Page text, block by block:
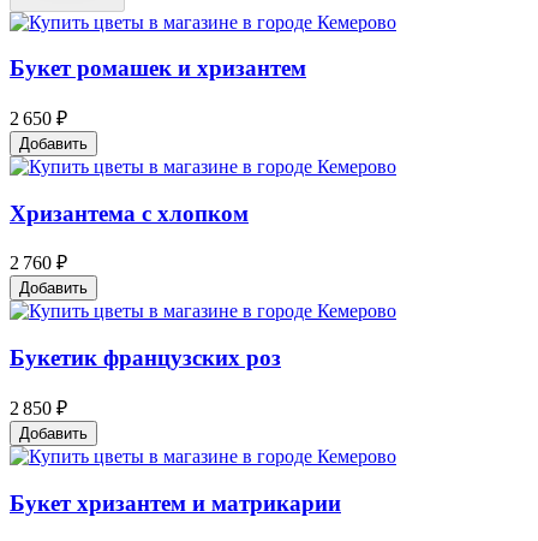
Букет ромашек и хризантем
2 650 ₽
Добавить
Хризантема с хлопком
2 760 ₽
Добавить
Букетик французских роз
2 850 ₽
Добавить
Букет хризантем и матрикарии